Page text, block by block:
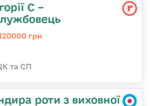
С –
грн
та СП
роти з виховної